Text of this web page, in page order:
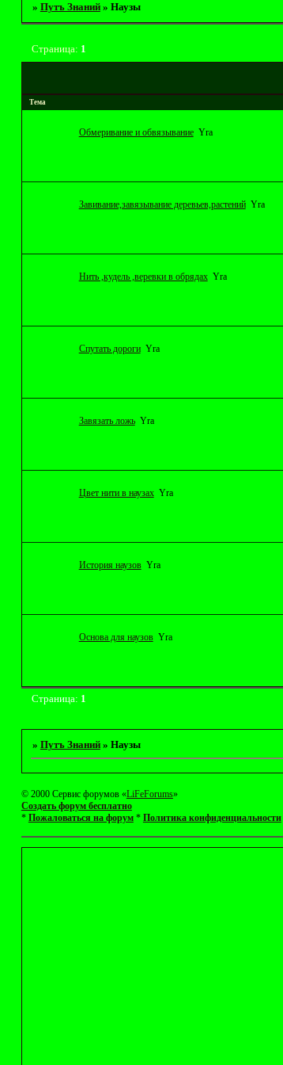
» Путъ Знаний » Наузы
Страница: 1
Тема
Обмеривание и обвязывание Yrа
Завивание,завязывание деревьев,растений Yrа
Нить ,кудель ,веревки в обрядах Yrа
Спутать дороги Yrа
Завязать ложь Yrа
Цвет нити в наузах Yrа
История наузов Yrа
Основа для наузов Yrа
Страница: 1
» Путъ Знаний » Наузы
© 2000 Сервис форумов «LiFeForums»
Создать форум бесплатно
* Пожаловаться на форум* Политика конфиденциальности